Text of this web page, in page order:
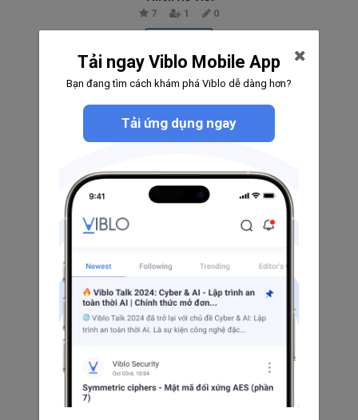
7 1 0
Takayuki Tomoike
Theo dõi
Do Thi Tuyen
7 1 0
Theo dõi
Tải ngay Viblo Mobile App
Bạn đang tìm cách khám phá Viblo dễ dàng hơn?
Tải ứng dụng ngay